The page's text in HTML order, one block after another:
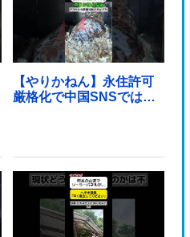
【やりかねん】永住許可
厳格化で中国SNSでは…